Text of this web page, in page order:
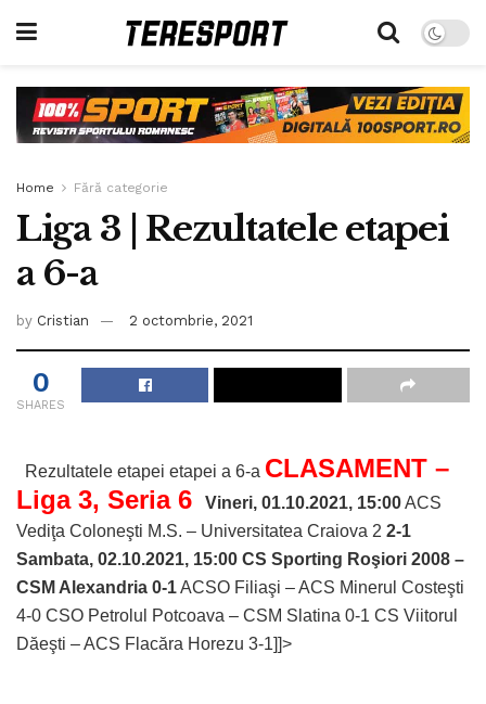
Home Fără categorie
Liga 3 | Rezultatele etapei
a 6-a
by Cristian 2 octombrie, 2021
0
SHARES
Rezultatele etapei etapei a 6-a CLASAMENT –
Liga 3, Seria 6
Vineri, 01.10.2021, 15:00ACS
Vediţa Coloneşti M.S. – Universitatea Craiova 2 2-1
Sambata, 02.10.2021, 15:00 CS Sporting Roşiori 2008 –
CSM Alexandria 0-1ACSO Filiaşi – ACS Minerul Costeşti
4-0 CSO Petrolul Potcoava – CSM Slatina 0-1 CS Viitorul
Dăeşti – ACS Flacăra Horezu 3-1]]>